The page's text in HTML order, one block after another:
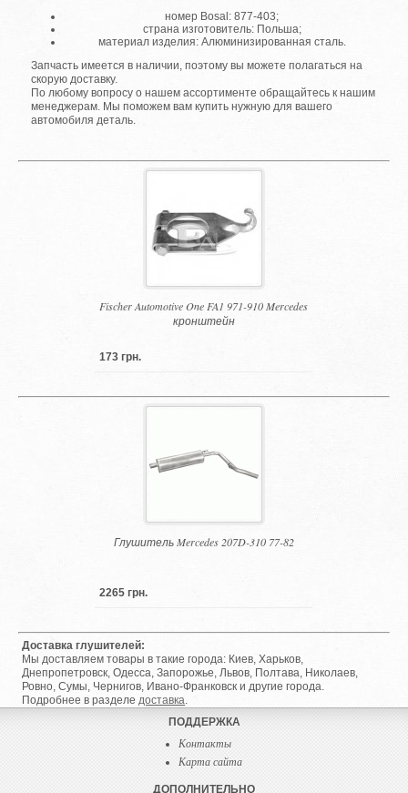
номер Bosal: 877-403;
страна изготовитель: Польша;
материал изделия: Алюминизированная сталь.
Запчасть имеется в наличии, поэтому вы можете полагаться на
скорую доставку.
По любому вопросу о нашем ассортименте обращайтесь к нашим
менеджерам. Мы поможем вам купить нужную для вашего
автомобиля деталь.
Fischer Automotive One FA1 971-910 Mercedes
кронштейн
173 грн.
Глушитель Mercedes 207D-310 77-82
2265 грн.
Доставка глушителей:
Мы доставляем товары в такие города: Киев, Харьков,
Днепропетровск, Одесса, Запорожье, Львов, Полтава, Николаев,
Ровно, Сумы, Чернигов, Ивано-Франковск и другие города.
Подробнее в разделе доставка
ПОДДЕРЖКА
Контакты
Карта сайта
ДОПОЛНИТЕЛЬНО